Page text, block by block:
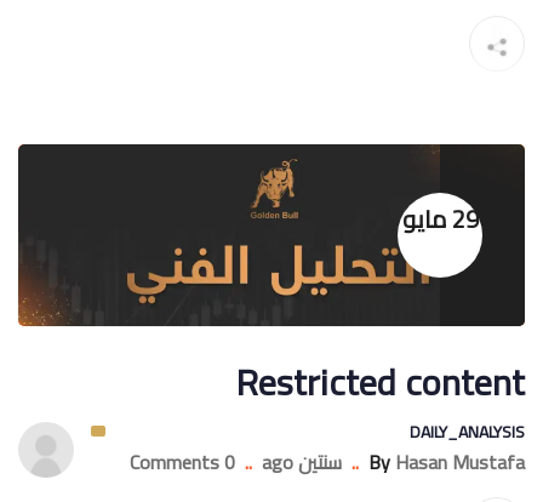
29 مايو
Restricted content
DAILY_ANALYSIS
ByHasan Mustafa
.. سنتين ago ..
0 Comments